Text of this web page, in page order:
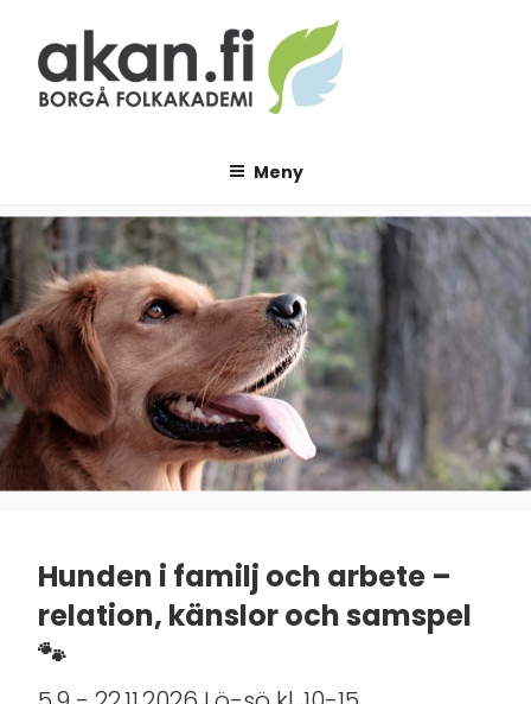
innehåll
Meny
Hunden i familj och arbete –
relation, känslor och samspel
🐾